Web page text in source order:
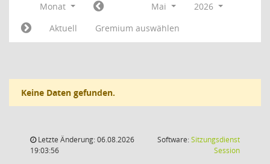
Monat Mai
2026
Aktuell
Gremium auswählen
Keine Daten gefunden.
Letzte Änderung: 06.08.2026
19:03:56
Software:Sitzungsdienst
Session(Wird in